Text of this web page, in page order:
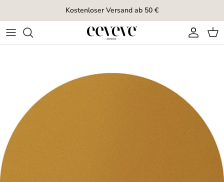
Kostenloser Versand ab 50 €
Konto